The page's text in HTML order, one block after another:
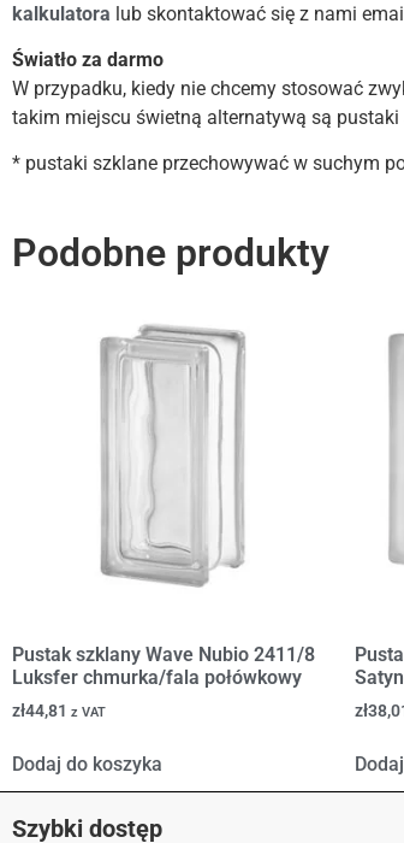
kalkulatora lub skontaktować się z nami
Światło za darmo
W przypadku, kiedy nie chcemy stosować
takim miejscu świetną alternatywą są
* pustaki szklane przechowywać w suchym
Podobne produkty
Pustak szklany Wave Nubio 2411/8
Luksfer chmurka/fala połówkowy
zł44,81 z VAT
Dodaj do koszyka
zł
Szybki dostęp